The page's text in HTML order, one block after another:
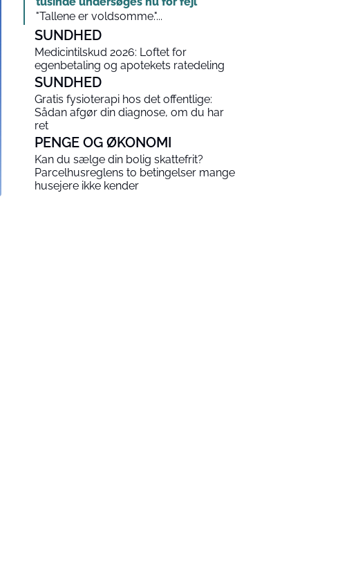
"Tallene er voldsomme."...
SUNDHED
Medicintilskud 2026: Loftet for
egenbetaling og apotekets ratedeling
SUNDHED
Gratis fysioterapi hos det offentlige:
Sådan afgør din diagnose, om du har
ret
PENGE OG ØKONOMI
Kan du sælge din bolig skattefrit?
Parcelhusreglens to betingelser mange
husejere ikke kender